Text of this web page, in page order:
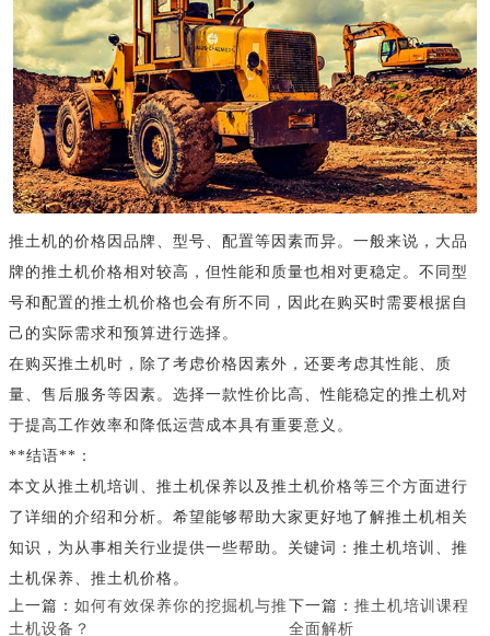
推土机的价格因品牌、型号、配置等因素而异。一般来说，大品
牌的推土机价格相对较高，但性能和质量也相对更稳定。不同型
号和配置的推土机价格也会有所不同，因此在购买时需要根据自
己的实际需求和预算进行选择。
在购买推土机时，除了考虑价格因素外，还要考虑其性能、质
量、售后服务等因素。选择一款性价比高、性能稳定的推土机对
于提高工作效率和降低运营成本具有重要意义。
**结语**：
本文从推土机培训、推土机保养以及推土机价格等三个方面进行
了详细的介绍和分析。希望能够帮助大家更好地了解推土机相关
知识，为从事相关行业提供一些帮助。关键词：推土机培训、推
土机保养、推土机价格。
上一篇： 如何有效保养你的挖掘机与推
土机设备？
下一篇： 推土机培训课程
全面解析